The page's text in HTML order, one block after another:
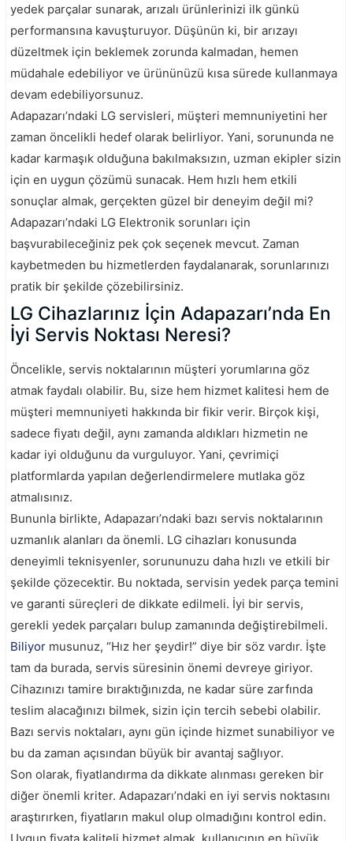
yedek parçalar sunarak, arızalı ürünlerinizi ilk günkü
performansına kavuşturuyor. Düşünün ki, bir arızayı
düzeltmek için beklemek zorunda kalmadan, hemen
müdahale edebiliyor ve ürününüzü kısa sürede kullanmaya
devam edebiliyorsunuz.
Adapazarı’ndaki LG servisleri, müşteri memnuniyetini her
zaman öncelikli hedef olarak belirliyor. Yani, sorununda ne
kadar karmaşık olduğuna bakılmaksızın, uzman ekipler sizin
için en uygun çözümü sunacak. Hem hızlı hem etkili
sonuçlar almak, gerçekten güzel bir deneyim değil mi?
Adapazarı’ndaki LG Elektronik sorunları için
başvurabileceğiniz pek çok seçenek mevcut. Zaman
kaybetmeden bu hizmetlerden faydalanarak, sorunlarınızı
pratik bir şekilde çözebilirsiniz.
LG Cihazlarınız İçin Adapazarı’nda En
İyi Servis Noktası Neresi?
Öncelikle, servis noktalarının müşteri yorumlarına göz
atmak faydalı olabilir. Bu, size hem hizmet kalitesi hem de
müşteri memnuniyeti hakkında bir fikir verir. Birçok kişi,
sadece fiyatı değil, aynı zamanda aldıkları hizmetin ne
kadar iyi olduğunu da vurguluyor. Yani, çevrimiçi
platformlarda yapılan değerlendirmelere mutlaka göz
atmalısınız.
Bununla birlikte, Adapazarı’ndaki bazı servis noktalarının
uzmanlık alanları da önemli. LG cihazları konusunda
deneyimli teknisyenler, sorununuzu daha hızlı ve etkili bir
şekilde çözecektir. Bu noktada, servisin yedek parça temini
ve garanti süreçleri de dikkate edilmeli. İyi bir servis,
gerekli yedek parçaları bulup zamanında değiştirebilmeli.
Biliyor musunuz, “Hız her şeydir!” diye bir söz vardır. İşte
tam da burada, servis süresinin önemi devreye giriyor.
Cihazınızı tamire bıraktığınızda, ne kadar süre zarfında
teslim alacağınızı bilmek, sizin için tercih sebebi olabilir.
Bazı servis noktaları, aynı gün içinde hizmet sunabiliyor ve
bu da zaman açısından büyük bir avantaj sağlıyor.
Son olarak, fiyatlandırma da dikkate alınması gereken bir
diğer önemli kriter. Adapazarı’ndaki en iyi servis noktasını
araştırırken, fiyatların makul olup olmadığını kontrol edin.